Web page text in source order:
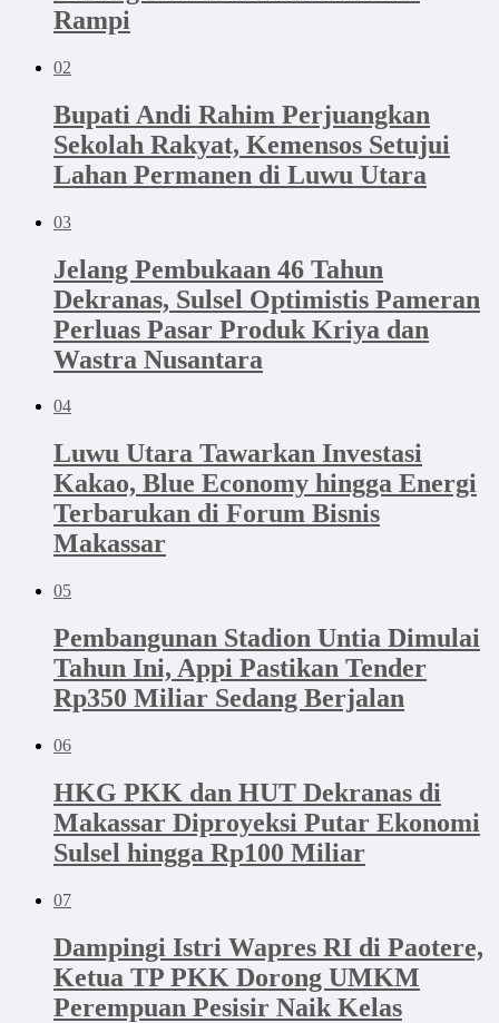
Rampi
02
Bupati Andi Rahim Perjuangkan
Sekolah Rakyat, Kemensos Setujui
Lahan Permanen di Luwu Utara
03
Jelang Pembukaan 46 Tahun
Dekranas, Sulsel Optimistis Pameran
Perluas Pasar Produk Kriya dan
Wastra Nusantara
04
Luwu Utara Tawarkan Investasi
Kakao, Blue Economy hingga Energi
Terbarukan di Forum Bisnis
Makassar
05
Pembangunan Stadion Untia Dimulai
Tahun Ini, Appi Pastikan Tender
Rp350 Miliar Sedang Berjalan
06
HKG PKK dan HUT Dekranas di
Makassar Diproyeksi Putar Ekonomi
Sulsel hingga Rp100 Miliar
07
Dampingi Istri Wapres RI di Paotere,
Ketua TP PKK Dorong UMKM
Perempuan Pesisir Naik Kelas